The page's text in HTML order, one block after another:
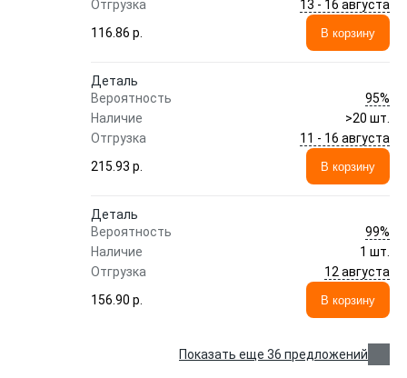
Отгрузка
13 - 16 августа
116.86 p.
В корзину
Деталь
Вероятность
95%
Наличие
>20 шт.
Отгрузка
11 - 16 августа
215.93 p.
В корзину
Деталь
Вероятность
99%
Наличие
1 шт.
Отгрузка
12 августа
156.90 p.
В корзину
Показать еще 36 предложений